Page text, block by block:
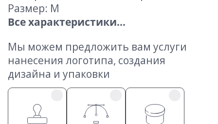
Размер: M
Все характеристики...
Мы можем предложить вам услуги
нанесения логотипа, создания
дизайна и упаковки